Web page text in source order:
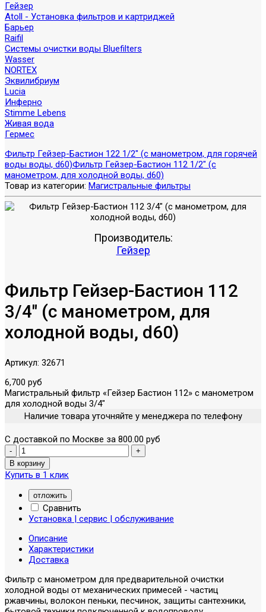
Гейзер
Atoll - Установка фильтров и картриджей
Барьер
Raifil
Системы очистки воды Bluefilters
Wasser
NORTEX
Эквилибриум
Lucia
Инферно
Stimme Lebens
Живая вода
Гермес
Фильтр Гейзер-Бастион 122 1/2" (с манометром, для горячей
воды воды, d60)Фильтр Гейзер-Бастион 112 1/2" (с
манометром, для холодной воды, d60)
Товар из категории: Магистральные фильтры
Производитель:
Гейзер
Фильтр Гейзер-Бастион 112
3/4" (с манометром, для
холодной воды, d60)
Артикул: 32671
6,700 руб
Магистральный фильтр «Гейзер Бастион 112» с манометром
для холодной воды 3/4"
Наличие товара уточняйте у менеджера по телефону
С доставкой по Москве за 800.00 руб
Купить в 1 клик
отложить
Сравнить
Установка | сервис | обслуживание
Описание
Характеристики
Доставка
Фильтр с манометром для предварительной очистки
холодной воды от механических примесей - частиц
ржавчины, волокон пеньки, песчинок, защиты сантехники,